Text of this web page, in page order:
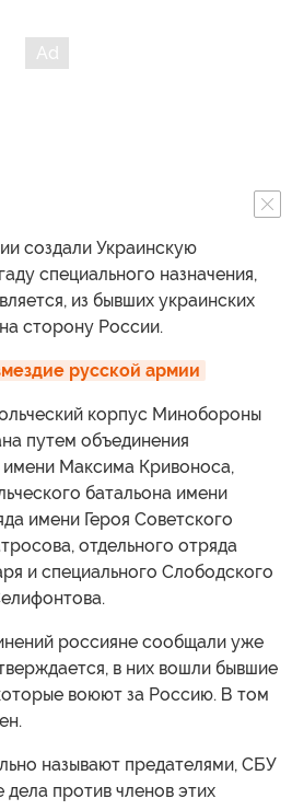
создали Украинскую
специального назначения,
из бывших украинских
сторону России.
русской армии
корпус Минобороны
путем объединения
имени Максима Кривоноса,
батальона имени
имени Героя Советского
отдельного отряда
и специального Слободского
россияне сообщали уже
в них вошли бывшие
воюют за Россию. В том
называют предателями, СБУ
против членов этих